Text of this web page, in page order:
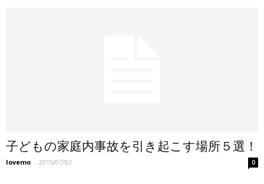
子どもの家庭内事故を引き起こす場所５選！
lovemo - 2015/07/03 0